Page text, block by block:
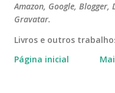
Amazon, Google, Blogger,
Gravatar.
Livros e outros
Página inicial